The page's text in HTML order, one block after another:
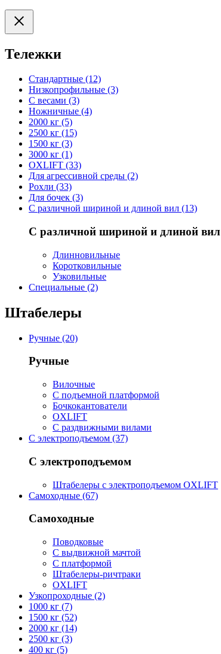
Тележки
Стандартные (12)
Низкопрофильные (3)
С весами (3)
Ножничные (4)
2000 кг (5)
2500 кг (15)
1500 кг (3)
3000 кг (1)
OXLIFT (33)
Для агрессивной среды (2)
Рохли (33)
Для бочек (3)
С различной шириной и длиной вил (13)
С различной шириной и длиной вил
Длинновильные
Коротковильные
Узковильные
Cпециальные (2)
Штабелеры
Ручные (20)
Ручные
Вилочные
С подъемной платформой
Бочкокантователи
OXLIFT
С раздвижными вилами
С электроподъемом (37)
С электроподъемом
Штабелеры с электроподъемом OXLIFT
Самоходные (67)
Самоходные
Поводковые
С выдвижной мачтой
С платформой
Штабелеры-ричтраки
OXLIFT
Узкопроходные (2)
1000 кг (7)
1500 кг (52)
2000 кг (14)
2500 кг (3)
400 кг (5)